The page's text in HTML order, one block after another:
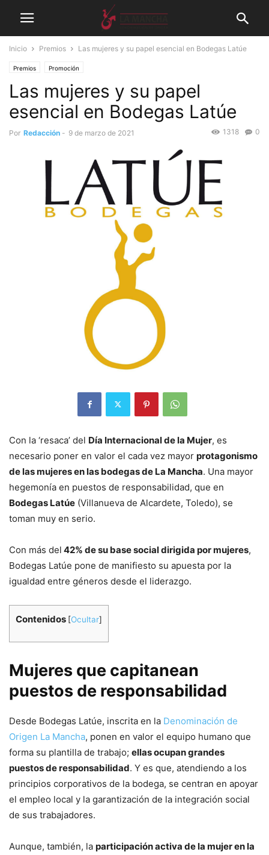
Inicio Premios Las mujeres y su papel esencial en Bodegas Latúe
Premios Promoción
Las mujeres y su papel
esencial en Bodegas Latúe
Por Redacción - 9 de marzo de 2021 0
1318
Con la ‘resaca’ del Día Internacional de la Mujer, es
necesario poner en valor el cada vez mayor protagonismo
de las mujeres en las bodegas de La Mancha. Una mayor
hegemonía en puestos de responsabilidad, que en
Bodegas Latúe (Villanueva de Alcardete, Toledo), se
toman muy en serio.
Con más del 42% de su base social dirigida por mujeres,
Bodegas Latúe pone de manifiesto su apuesta por la
igualdad entre géneros desde el liderazgo.
Contenidos [Ocultar]
Mujeres que capitanean
puestos de responsabilidad
Desde Bodegas Latúe, inscrita en la Denominación de
Origen La Mancha, ponen en valor el equipo humano que
forma su plantilla de trabajo; ellas ocupan grandes
puestos de responsabilidad. Y es que, atendiendo a los
principios corporativos de la bodega, se centran en apoyar
el empleo local y la garantización de la integración social
de sus trabajadores.
Aunque, también, la participación activa de la mujer en la